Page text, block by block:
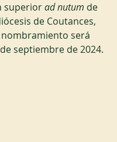
superior ad nutum de
de Coutances,
nombramiento será
septiembre de 2024.